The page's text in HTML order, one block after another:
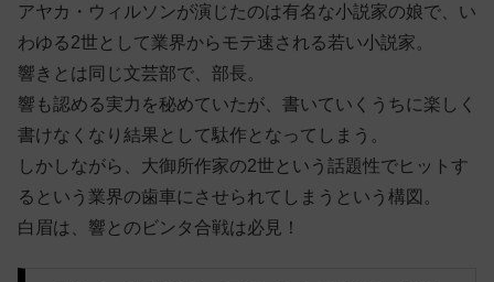
アヤカ・ウィルソンが演じたのは有名な小説家の娘で、い
わゆる2世として業界からモテ速される若い小説家。
響きとは同じ文芸部で、部長。
響も認める実力を秘めていたが、書いていくうちに楽しく
書けなくなり結果として駄作となってしまう。
しかしながら、大御所作家の2世という話題性でヒットす
るという業界の歯車にさせられてしまうという構図。
白眉は、響とのビンタ合戦は必見！